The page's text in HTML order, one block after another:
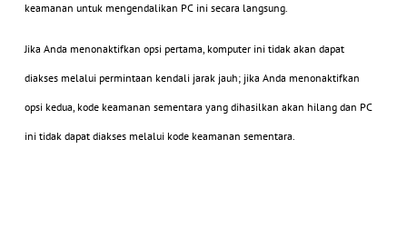
keamanan untuk mengendalikan PC ini secara langsung.
Jika Anda menonaktifkan opsi pertama, komputer ini tidak akan dapat
diakses melalui permintaan kendali jarak jauh; jika Anda menonaktifkan
opsi kedua, kode keamanan sementara yang dihasilkan akan hilang dan PC
ini tidak dapat diakses melalui kode keamanan sementara.